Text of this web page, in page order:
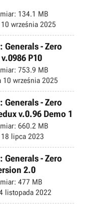
134.1 MB
10 września 2025
Generals - Zero
P10
753.9 MB
10 września 2025
Generals - Zero
v.0.96 Demo 1
660.2 MB
18 lipca 2023
Generals - Zero
2.0
477 MB
listopada 2022